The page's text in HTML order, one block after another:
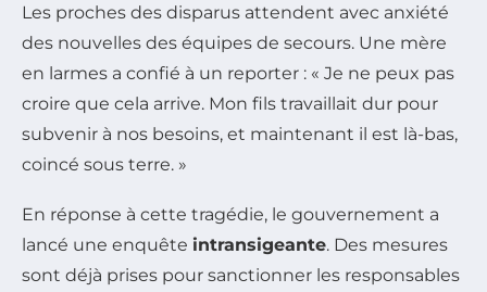
Les proches des disparus attendent avec anxiété
des nouvelles des équipes de secours. Une mère
en larmes a confié à un reporter : « Je ne peux pas
croire que cela arrive. Mon fils travaillait dur pour
subvenir à nos besoins, et maintenant il est là-bas,
coincé sous terre. »
En réponse à cette tragédie, le gouvernement a
lancé une enquête intransigeante. Des mesures
sont déjà prises pour sanctionner les responsables